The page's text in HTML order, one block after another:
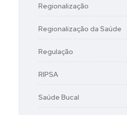
Regionalização
Regionalização da Saúde
Regulação
RIPSA
Saúde Bucal